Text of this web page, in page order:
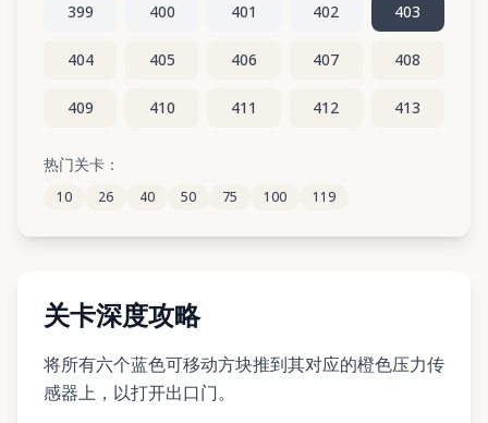
399 400 401 402 403
404 405 406 407 408
409 410 411 412 413
414
419 420 421 422
热门关卡：
10 26 40 50 75 100 119
关卡深度攻略
将所有六个蓝色可移动方块推到其对应的橙色压力传
感器上，以打开出口门。